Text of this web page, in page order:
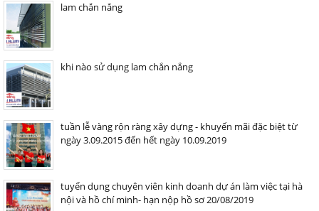
lam chắn nắng
khi nào sử dụng lam chắn nắng
tuần lễ vàng rộn ràng xây dựng - khuyến mãi đặc biệt từ
ngày 3.09.2015 đến hết ngày 10.09.2019
tuyển dụng chuyên viên kinh doanh dự án làm việc tại hà
nội và hồ chí minh- hạn nộp hồ sơ 20/08/2019